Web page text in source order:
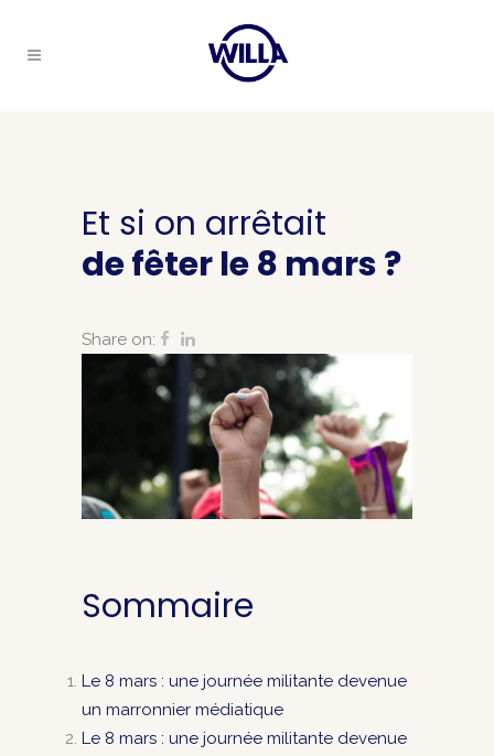
Et si on arrêtait
de fêter le 8 mars ?
Share on:
Sommaire
Le 8 mars : une journée militante devenue
un marronnier médiatique
Le 8 mars : une journée militante devenue